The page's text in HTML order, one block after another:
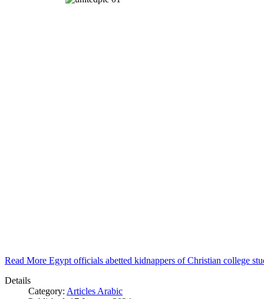
Read More Egypt officials abetted kidnappers of Christian college
Details
Category: Articles Arabic